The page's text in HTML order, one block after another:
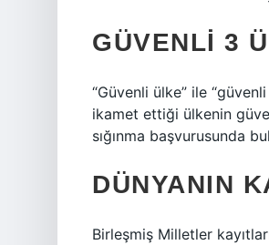
GÜVENLI 3
“Güvenli ülke” ile
ikamet ettiği ülkenin
sığınma başvurusunda
DÜNYANIN
Birleşmiş Milletler